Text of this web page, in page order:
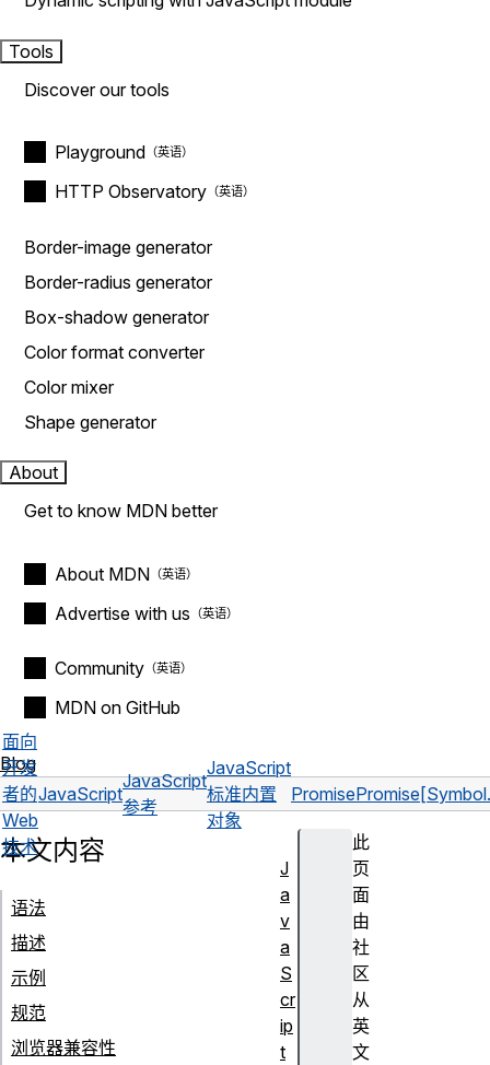
Tools
Discover our tools
Playground
HTTP Observatory
Border-image generator
Border-radius generator
Box-shadow generator
Color format converter
Color mixer
Shape generator
About
Get to know MDN better
About MDN
Advertise with us
Community
MDN on GitHub
Blog
面向
开发
者的
Web
技术
JavaScript
JavaScript
参考
JavaScript
标准内置
对象
Promise
此
页
面
由
社
区
从
英
文
本文内容
语法
描述
示例
规范
浏览器兼容性
J
a
v
a
S
cr
ip
t